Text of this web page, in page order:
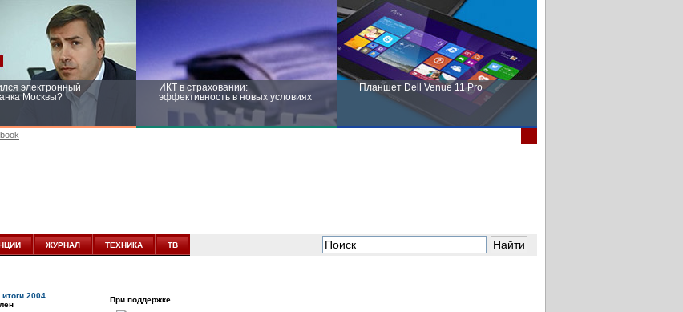
электронный
Москвы?
ИКТ в страховании:
эффективность в новых условиях
Планшет Dell Venue 11 Pro
новых условиях
ЖУРНАЛ ТЕХНИКА ТВ
2004
При поддержке